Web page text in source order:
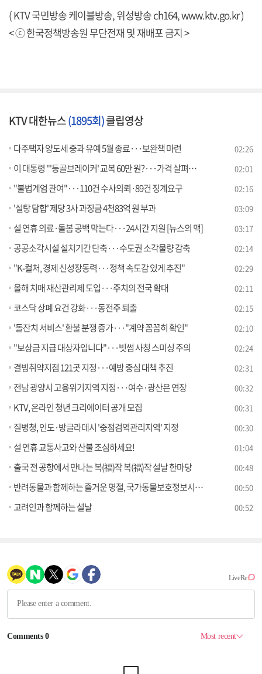
( KTV 국민방송 케이블방송, 위성방송 ch164,www.ktv.go.kr)
< ⓒ 한국정책방송원 무단전재 및 재배포 금지 >
KTV 대한뉴스(1895회)클립영상
다주택자 양도세 중과 유예 5월 종료···보완책 마련 02:26
이 대통령 "'등골브레이커' 교복 60만 원?···가격 살펴달라" 02:01
"불법계엄 관여"···110건 수사의뢰·89건 징계요구 02:16
'설탕 담합' 제당 3사 과징금 4천83억 원 부과 03:09
설 연휴 의료·돌봄 공백 막는다···24시간 지원 [뉴스의 맥] 03:17
공공소각시설 설치기간 단축···수도권 소각물량 감축 02:14
"K-컬처, 경제 신성장동력···정책 속도감 있게 추진" 02:29
올해 치매 재산관리제 도입···주치의 전국 확대 02:11
코스닥 상폐 요건 강화···동전주 퇴출 02:15
'돌잔치 서비스' 환불 분쟁 증가···"계약 꼼꼼히 확인" 02:10
"보상금 지급 대상자입니다"···빗썸 사칭 스미싱 주의 02:24
결빙취약지점 121곳 지정···예방 중심 대책 추진 02:31
전남 광양시 고용위기지역 지정···여수·광산은 연장 00:32
KTV, 온라인 청년 크리에이터 공개 모집 00:31
질병청, 인도·방글라데시 '중점검역관리지역' 지정 00:30
설 연휴 교통사고와 산불 조심하세요! 01:04
출국 전 공항에서 만나는 복(福)작 복(福)작 설날 한마당 00:48
반려동물과 함께하는 즐거운 명절, 국가동물보호정보시스템으로 준비하세요 00:50
고려인과 함께하는 설날 00:52